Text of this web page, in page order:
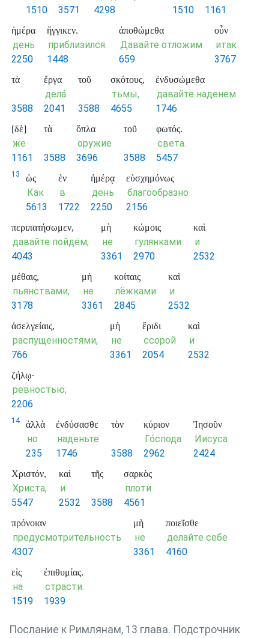
1510
3571
4298
1510
1161
ἡμέρα
день
2250
ἤγγικεν.
приблизился.
1448
ἀποθώμεθα
Давайте отложим
659
οὖν
итак
3767
τὰ
3588
ἔργα
дела́
2041
τοῦ
3588
σκότους,
тьмы,
4655
ἐνδυσώμεθα
давайте наденем
1746
[δὲ]
же
1161
τὰ
3588
ὅπλα
оружие
3696
τοῦ
3588
φωτός.
света.
5457
13 ὡς
Как
5613
ἐν
в
1722
ἡμέρᾳ
день
2250
εὐσχημόνως
благообразно
2156
περιπατήσωμεν,
давайте пойдём,
4043
μὴ
не
3361
κώμοις
гулянками
2970
καὶ
и
2532
μέθαις,
пьянствами,
3178
μὴ
не
3361
κοίταις
лёжками
2845
καὶ
и
2532
ἀσελγείαις,
распущенностями,
766
μὴ
не
3361
ἔριδι
ссорой
2054
καὶ
и
2532
ζήλῳ·
ревностью;
2206
14 ἀλλὰ
но
235
ἐνδύσασθε
наденьте
1746
τὸν
3588
κύριον
Го́спода
2962
Ἰησοῦν
Иисуса
2424
Χριστόν,
Христа,
5547
καὶ
и
2532
τῆς
3588
σαρκὸς
плоти
4561
πρόνοιαν
предусмотрительность
4307
μὴ
не
3361
ποιεῖσθε
делайте себе
4160
εἰς
на
1519
ἐπιθυμίας.
страсти.
1939
Послание к Римлянам, 13 глава. Подстрочник